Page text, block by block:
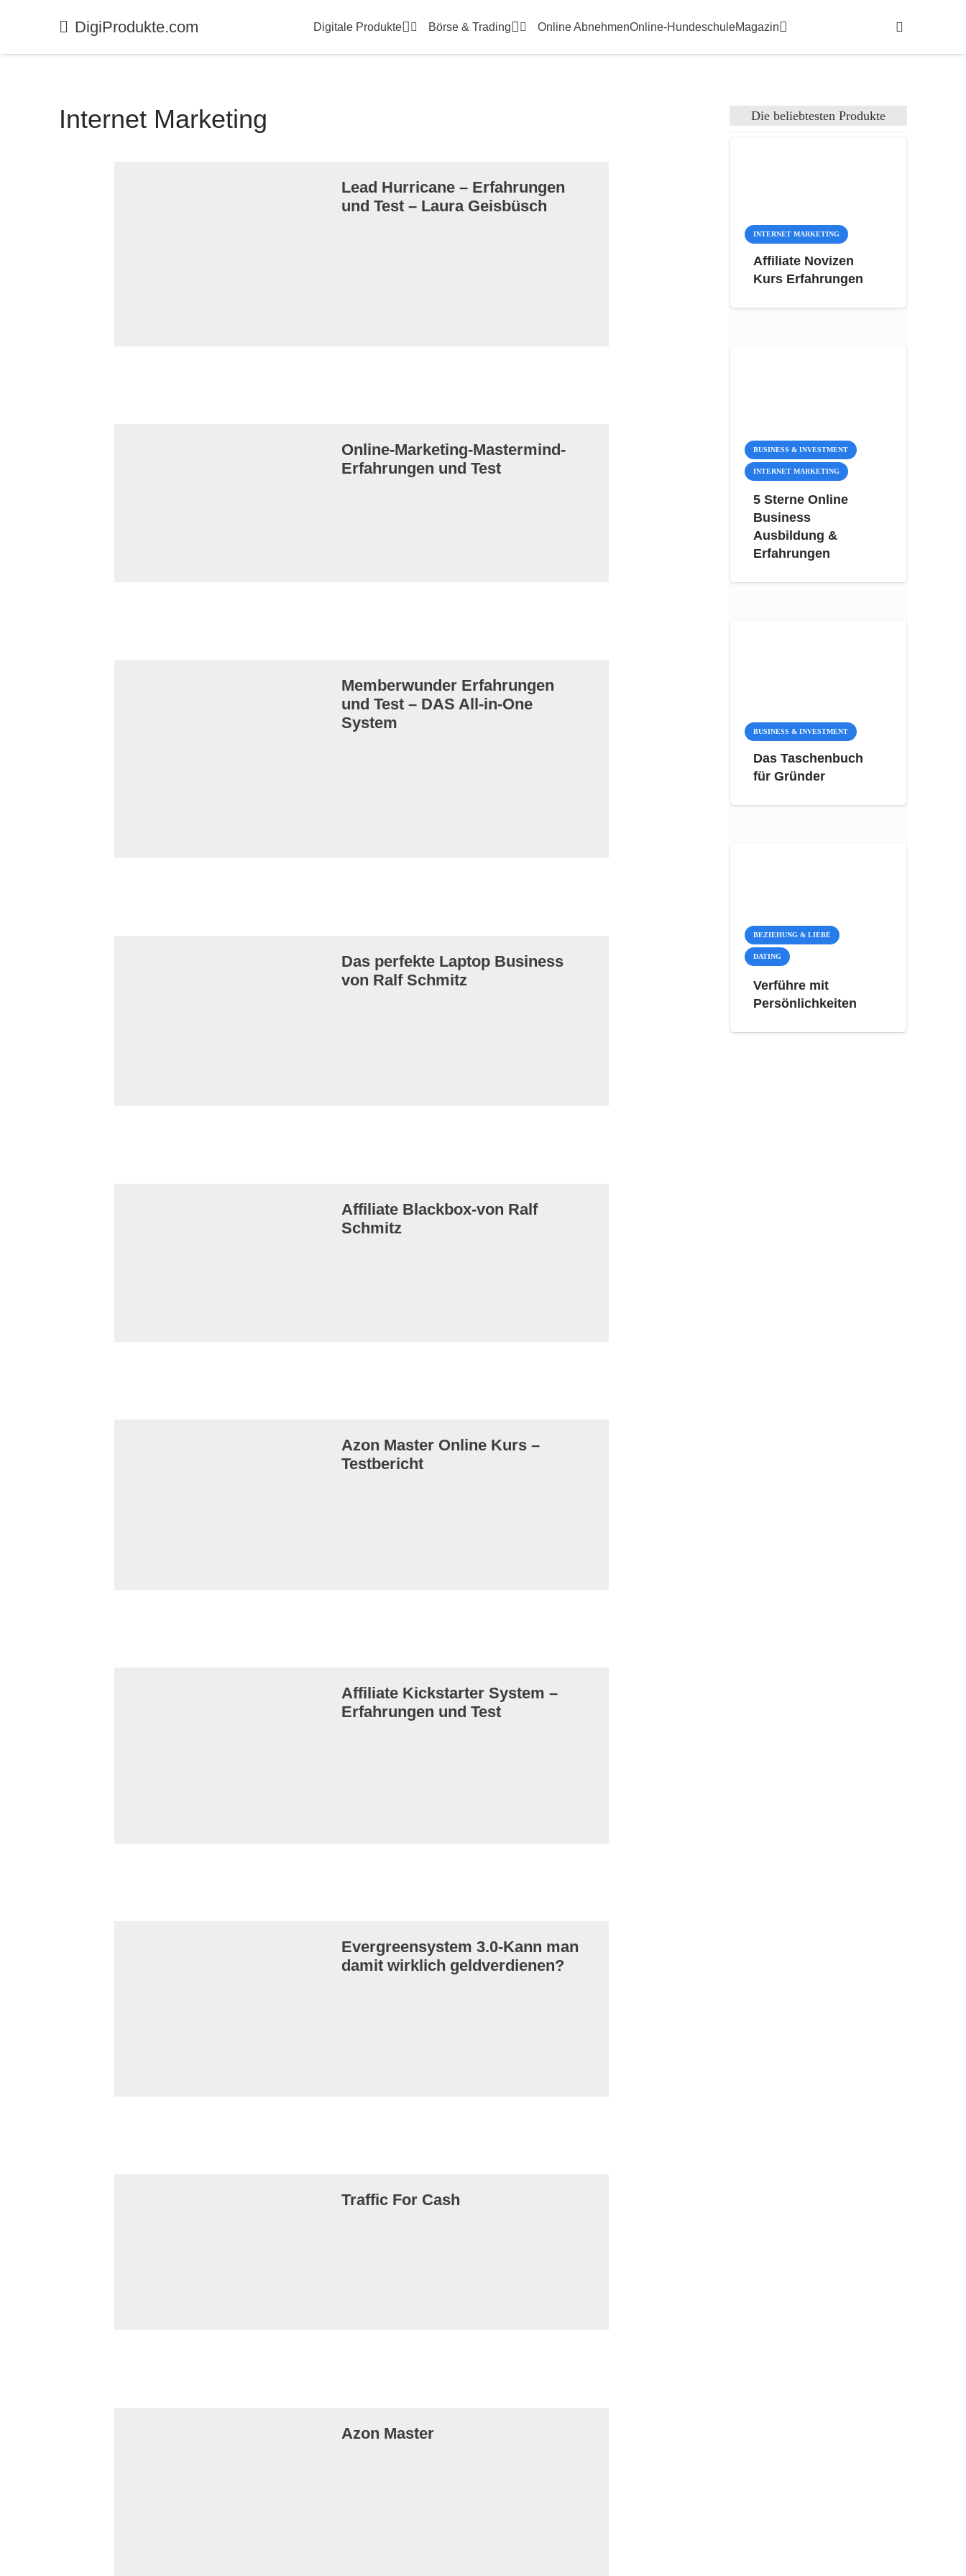
DigiProdukte.com Digitale Produkte Börse & Trading Online AbnehmenOnline-HundeschuleMagazin
Internet Marketing
Lead Hurricane – Erfahrungen
und Test – Laura Geisbüsch
Online-Marketing-Mastermind-
Erfahrungen und Test
Memberwunder Erfahrungen
und Test – DAS All-in-One
System
Das perfekte Laptop Business
von Ralf Schmitz
Affiliate Blackbox-von Ralf
Schmitz
Azon Master Online Kurs –
Testbericht
Affiliate Kickstarter System –
Erfahrungen und Test
Evergreensystem 3.0-Kann man
damit wirklich geldverdienen?
Traffic For Cash
Azon Master
Die beliebtesten Produkte
INTERNET MARKETING
Affiliate Novizen
Kurs Erfahrungen
BUSINESS & INVESTMENT
INTERNET MARKETING
5 Sterne Online
Business
Ausbildung &
Erfahrungen
BUSINESS & INVESTMENT
Das Taschenbuch
für Gründer
BEZIEHUNG & LIEBE
DATING
Verführe mit
Persönlichkeiten